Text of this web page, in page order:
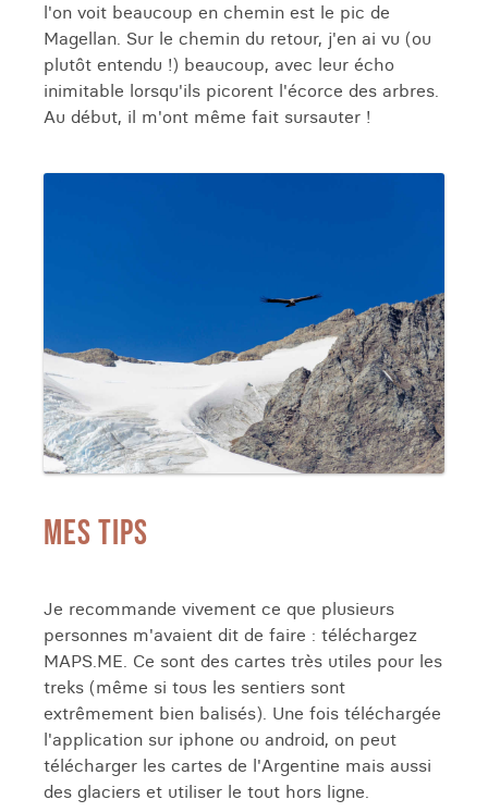
l'on voit beaucoup en chemin est le pic de
Magellan. Sur le chemin du retour, j'en ai vu (ou
plutôt entendu !) beaucoup, avec leur écho
inimitable lorsqu'ils picorent l'écorce des arbres.
Au début, il m'ont même fait sursauter !
MES TIPS
Je recommande vivement ce que plusieurs
personnes m'avaient dit de faire : téléchargez
MAPS.ME. Ce sont des cartes très utiles pour les
treks (même si tous les sentiers sont
extrêmement bien balisés). Une fois téléchargée
l'application sur iphone ou android, on peut
télécharger les cartes de l'Argentine mais aussi
des glaciers et utiliser le tout hors ligne.